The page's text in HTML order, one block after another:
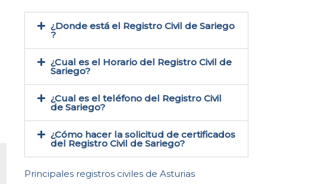
¿Donde está el Registro Civil de Sariego​
?
¿Cual es el Horario del Registro Civil de
Sariego?
¿Cual es el teléfono del Registro Civil
de Sariego​?
¿Cómo hacer la solicitud de certificados
del Registro Civil de Sariego​?
Principales registros civiles de Asturias